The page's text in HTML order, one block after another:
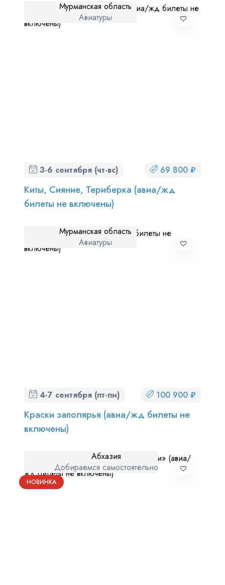
Мурманская область
Авиатуры
3-6 сентября (чт-вс) 69 800 ₽
Киты, Сияние, Териберка (авиа/жд
билеты не включены)
Мурманская область
Авиатуры
4-7 сентября (пт-пн) 100 900 ₽
Краски заполярья (авиа/жд билеты не
включены)
НОВИНКА
Абхазия
Добираемся самостоятельно